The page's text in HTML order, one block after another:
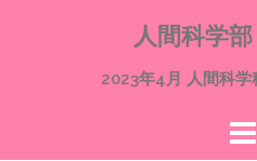
人間科学
2023年4月 人間科学